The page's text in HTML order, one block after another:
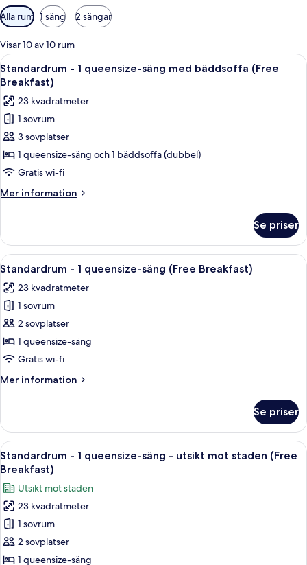
Tillgängliga
filter
för
rum
Alla rum 1 säng 2 sängar
Visar 10 av 10 rum
Öppna
alla
foton
för
Standardrum
-
1
queensize-
säng
med
(Free
Breakfast)
En säng med vita och orangefärgade
12
Standardrum - 1 queensize-säng med bäddsoffa (Free
Breakfast)
23 kvadratmeter
1 sovrum
3 sovplatser
1 queensize-säng och 1 bäddsoffa (dubbel)
Gratis wi-fi
Mer information
Mer
-
queensize-
med
bäddsoffa
(Free
Breakfast)
Se priser
Öppna
alla
foton
för
Standardrum
-
1
säng
Ett hotellrum med en säng, en tv
15
Standardrum - 1 queensize-säng (Free Breakfast)
23 kvadratmeter
1 sovrum
2 sovplatser
1 queensize-säng
Gratis wi-fi
Mer information
Mer
-
queensize-
säng
Breakfast)
Se priser
Öppna
alla
foton
för
Standardrum
-
1
queensize-
Ett hotellrum med två sängar, ett
16
Standardrum - 1 queensize-säng - utsikt mot staden (Free
Breakfast)
Utsikt mot staden
23 kvadratmeter
1 sovrum
2 sovplatser
1 queensize-säng